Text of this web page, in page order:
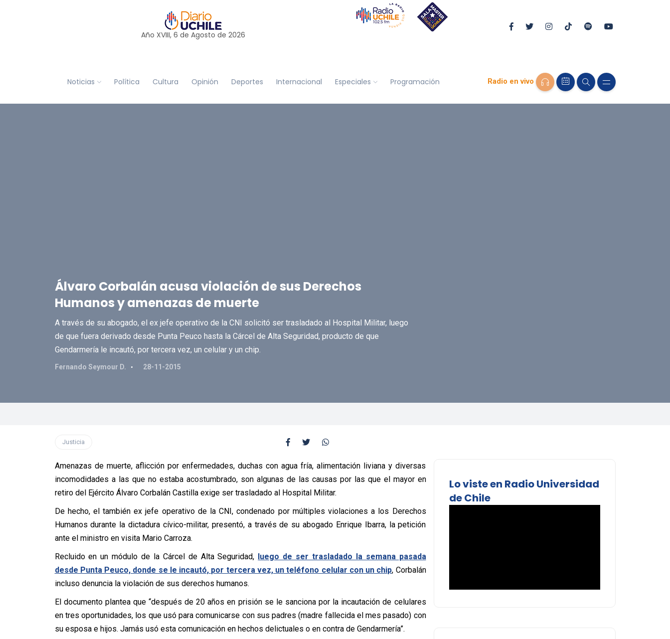
Año XVIII, 6 de Agosto de 2026
Noticias Política Cultura Opinión Deportes Internacional Especiales Programación Radio en vivo
Álvaro Corbalán acusa violación de sus Derechos
Humanos y amenazas de muerte
A través de su abogado, el ex jefe operativo de la CNI solicitó ser trasladado al Hospital Militar, luego
de que fuera derivado desde Punta Peuco hasta la Cárcel de Alta Seguridad, producto de que
Gendarmería le incautó, por tercera vez, un celular y un chip.
Fernando Seymour D. 28-11-2015
Justicia
Amenazas de muerte, aflicción por enfermedades, duchas con agua fría, alimentación liviana y diversas
incomodidades a las que no estaba acostumbrado, son algunas de las causas por las que el mayor en
retiro del Ejército Álvaro Corbalán Castilla exige ser trasladado al Hospital Militar.
De hecho, el también ex jefe operativo de la CNI, condenado por múltiples violaciones a los Derechos
Humanos durante la dictadura cívico-militar, presentó, a través de su abogado Enrique Ibarra, la petición
ante el ministro en visita Mario Carroza.
Recluido en un módulo de la Cárcel de Alta Seguridad, luego de ser trasladado la semana pasada
desde Punta Peuco, donde se le incautó, por tercera vez, un teléfono celular con un chip, Corbalán
incluso denuncia la violación de sus derechos humanos.
El documento plantea que “después de 20 años en prisión se le sanciona por la incautación de celulares
en tres oportunidades, los que usó para comunicarse con sus padres (madre fallecida el mes pasado) con
su esposa e hijos. Jamás usó esta comunicación en hechos delictuales o en contra de Gendarmería”.
Lo viste en Radio Universidad
de Chile